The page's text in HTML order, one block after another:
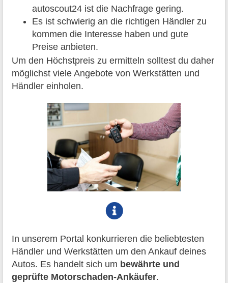
autoscout24 ist die Nachfrage gering.
Es ist schwierig an die richtigen Händler zu
kommen die Interesse haben und gute
Preise anbieten.
Um den Höchstpreis zu ermitteln solltest du daher
möglichst viele Angebote von Werkstätten und
Händler einholen.
In unserem Portal konkurrieren die beliebtesten
Händler und Werkstätten um den Ankauf deines
Autos. Es handelt sich um bewährte und
geprüfte Motorschaden-Ankäufer.